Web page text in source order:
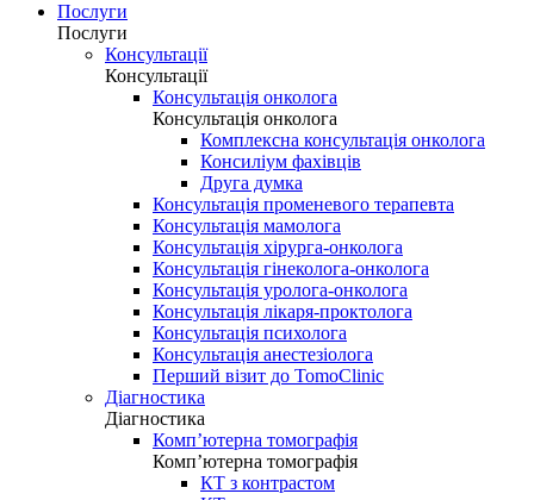
Послуги
Послуги
Консультації
Консультації
Консультація онколога
Консультація онколога
Комплексна консультація онколога
Консиліум фахівців
Друга думка
Консультація променевого терапевта
Консультація мамолога
Консультація хірурга-онколога
Консультація гінеколога-онколога
Консультація уролога-онколога
Консультація лікаря-проктолога
Консультація психолога
Консультація анестезіолога
Перший візит до TomoClinic
Діагностика
Діагностика
Комп’ютерна томографія
Комп’ютерна томографія
КТ з контрастом